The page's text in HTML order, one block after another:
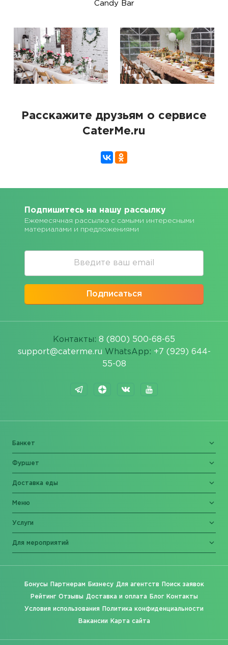
Candy Bar
Расскажите друзьям о сервисе
CaterMe.ru
Подпишитесь на нашу рассылку
Ежемесячная рассылка с самыми интересными
материалами и предложениями
Подписаться
Контакты: 8 (800) 500-68-65
support@caterme.ru WhatsApp: +7 (929) 644-
55-08
Банкет
Фуршет
Доставка еды
Меню
Услуги
Для мероприятий
Бонусы Партнерам Бизнесу Для агентств Поиск заявок
Рейтинг Отзывы Доставка и оплата Блог Контакты
Условия использования Политика конфиденциальности
Вакансии Карта сайта